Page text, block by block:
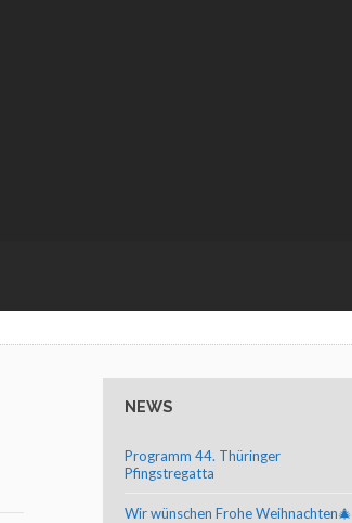
NEWS
Programm 44. Thüringer
Pfingstregatta
Wir wünschen Frohe Weihnachten🎄